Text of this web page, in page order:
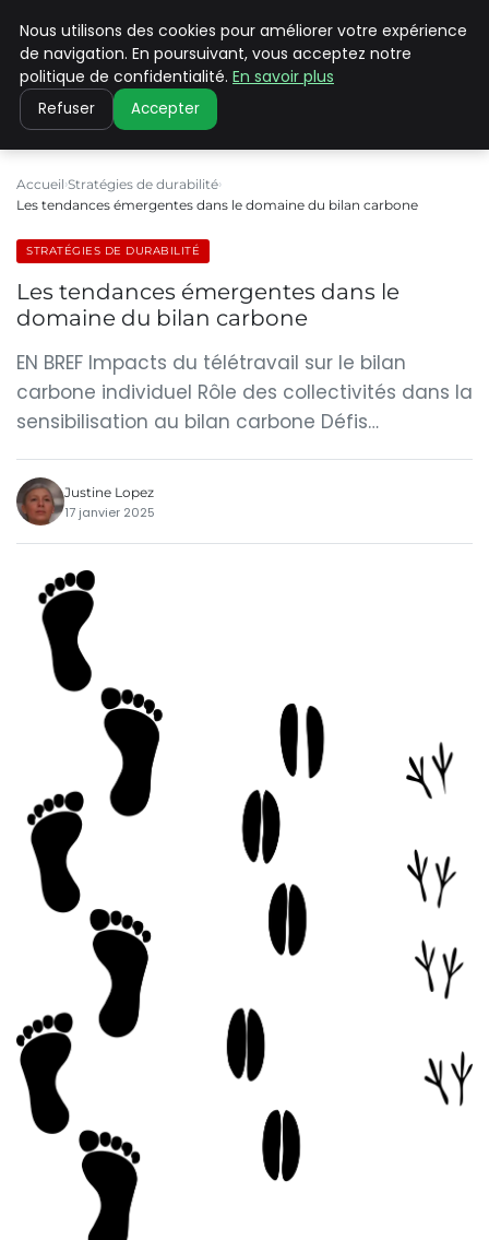
CLIMATE C ADVANCED
Accueil Stratégies de durabilité
Les tendances émergentes dans le domaine du bilan carbone
STRATÉGIES DE DURABILITÉ
Les tendances émergentes dans le
domaine du bilan carbone
EN BREF Impacts du télétravail sur le bilan
carbone individuel Rôle des collectivités dans la
sensibilisation au bilan carbone Défis…
Justine Lopez
17 janvier 2025
Nous utilisons des cookies pour améliorer votre expérience
de navigation. En poursuivant, vous acceptez notre
politique de confidentialité. En savoir plus
Refuser Accepter